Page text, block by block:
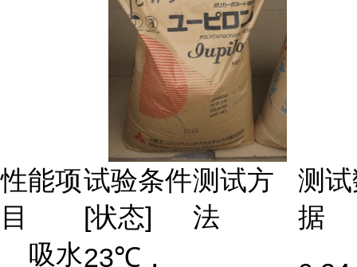
性能项
目
试验条件
[状态]
测试方
法
测
据
吸水23℃，